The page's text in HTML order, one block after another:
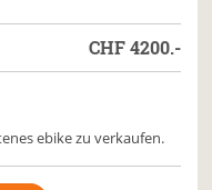
CHF4200.-
ebike zu verkaufen.